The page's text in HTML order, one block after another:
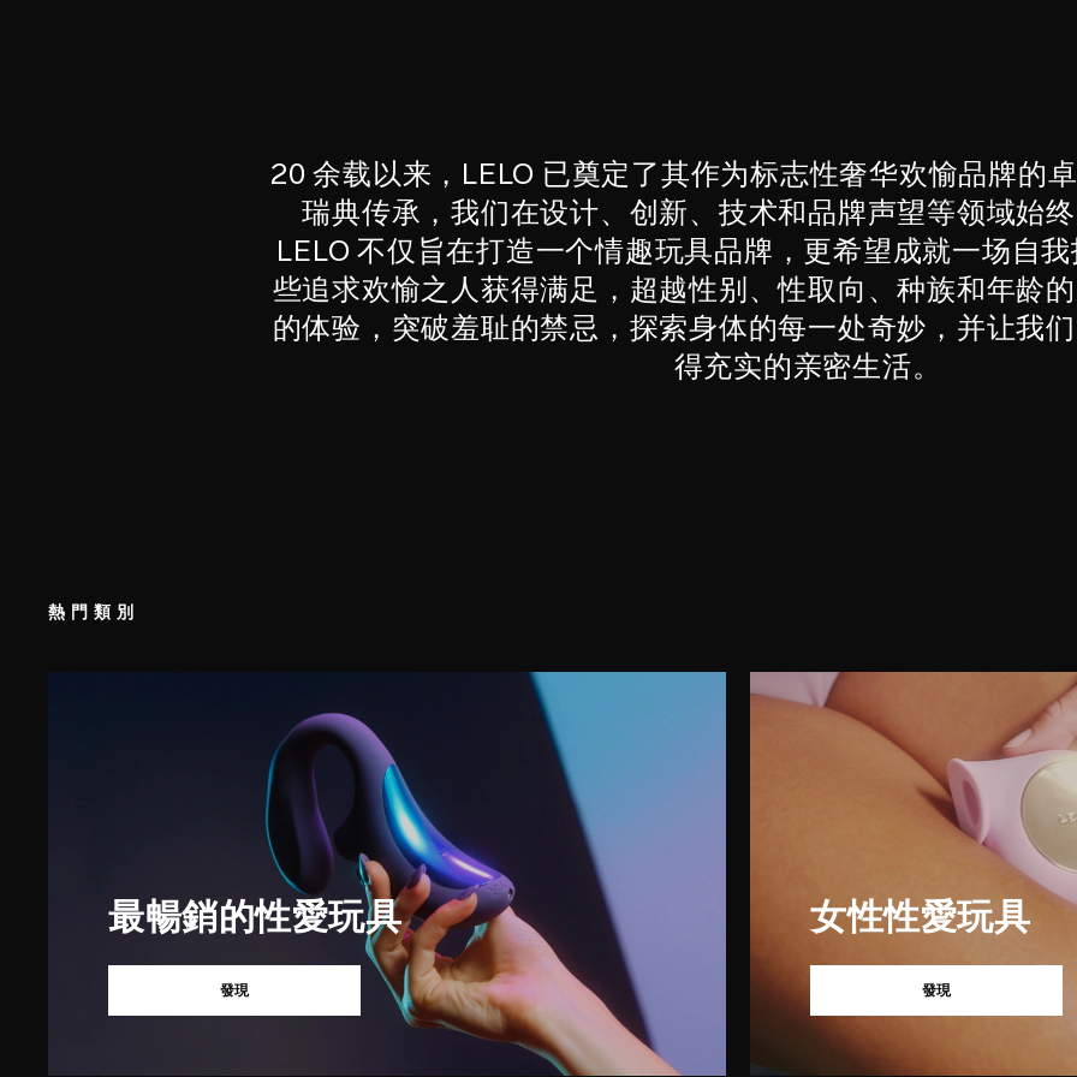
20 余载以来，LELO 已奠定了其作为标志性奢华欢愉品牌的
瑞典传承，我们在设计、创新、技术和品牌声望等领域始
LELO 不仅旨在打造一个情趣玩具品牌，更希望成就一场自
些追求欢愉之人获得满足，超越性别、性取向、种族和年龄
的体验，突破羞耻的禁忌，探索身体的每一处奇妙，并让我
得充实的亲密生活。
熱門類別
最暢銷的性愛玩具
發現
女性性愛玩具
發現